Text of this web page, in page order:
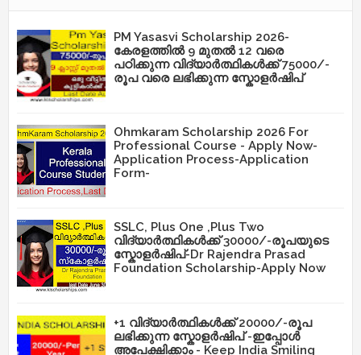
PM Yasasvi Scholarship 2026-
കേരളത്തിൽ 9 മുതൽ 12 വരെ
പഠിക്കുന്ന വിദ്യാർത്ഥികൾക്ക് 75000/-
രൂപ വരെ ലഭിക്കുന്ന സ്കോളർഷിപ്
Ohmkaram Scholarship 2026 For
Professional Course - Apply Now-
Application Process-Application
Form-
SSLC, Plus One ,Plus Two
വിദ്യാർത്ഥികൾക്ക് 30000/-രൂപയുടെ
സ്കോളർഷിപ്-Dr Rajendra Prasad
Foundation Scholarship-Apply Now
+1 വിദ്യാർത്ഥികൾക്ക് 20000/-രൂപ
ലഭിക്കുന്ന സ്കോളർഷിപ് -ഇപ്പോൾ
അപേക്ഷിക്കാം - Keep India Smiling